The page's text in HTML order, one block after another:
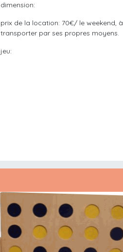
dimension:
prix de la location: 70€/ le weekend, à
transporter par ses propres moyens.
jeu: